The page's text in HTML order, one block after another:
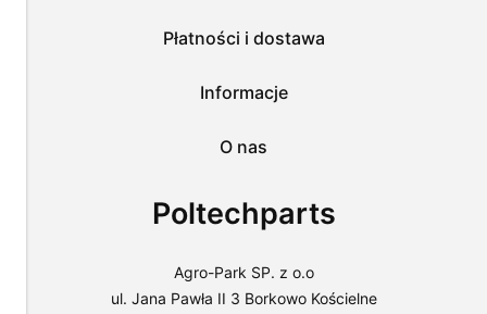
Poltechparts
Agro-Park SP. z o.o
ul. Jana Pawła II 3 Borkowo Kościelne
Płatności i dostawa
Informacje
O nas